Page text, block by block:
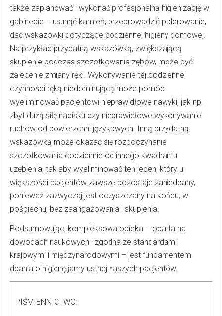
także zaplanować i wykonać profesjonalną higienizację w
gabinecie – usunąć kamień, przeprowadzić polerowanie,
dać wskazówki dotyczące codziennej higieny domowej.
Na przykład przydatną wskazówką, zwiększającą
skupienie podczas szczotkowania zębów, może być
zalecenie zmiany ręki. Wykonywanie tej codziennej
czynności ręką niedominującą może pomóc
wyeliminować pacjentowi nieprawidłowe nawyki, jak np.
zbyt dużą siłę nacisku czy nieprawidłowe wykonywanie
ruchów od powierzchni językowych. Inną przydatną
wskazówką może okazać się rozpoczynanie
szczotkowania codziennie od innego kwadrantu
uzębienia, tak aby wyeliminować ten jeden, który u
większości pacjentów zawsze pozostaje zaniedbany,
ponieważ zazwyczaj jest oczyszczany na końcu, w
pośpiechu, bez zaangażowania i skupienia.
Podsumowując, kompleksowa opieka – oparta na
dowodach naukowych i zgodna ze standardami
krajowymi i międzynarodowymi – jest fundamentem
dbania o higienę jamy ustnej naszych pacjentów.
PIŚMIENNICTWO: